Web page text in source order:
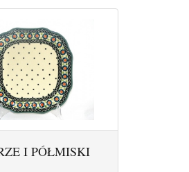
I PÓŁMISKI